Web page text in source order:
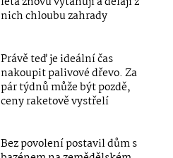
nich chloubu zahrady
Právě teď je ideální čas
nakoupit palivové dřevo. Za
pár týdnů může být pozdě,
ceny raketově vystřelí
Bez povolení postavil dům s